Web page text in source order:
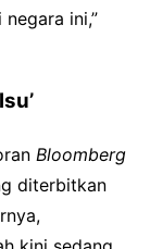
ini,”
Bloomberg
diterbitkan